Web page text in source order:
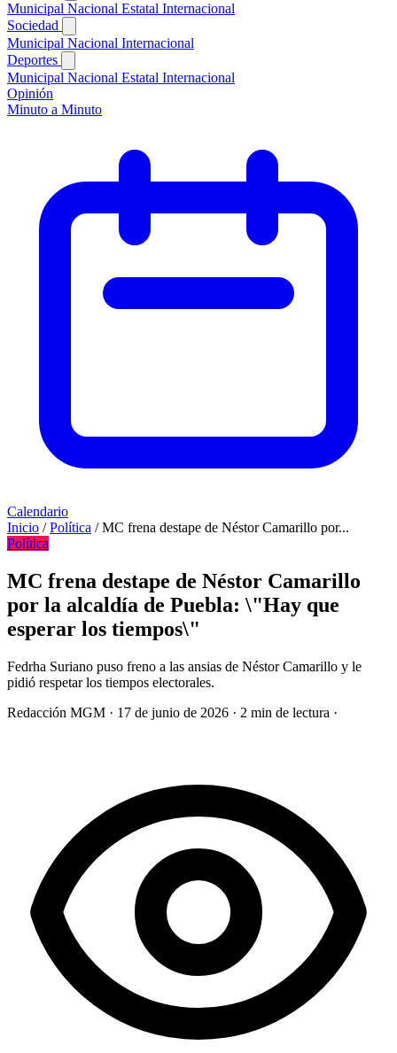
Municipal Nacional Estatal Internacional
Sociedad
Municipal Nacional Internacional
Deportes
Municipal Nacional Estatal Internacional
Opinión
Minuto a Minuto
Calendario
Inicio / Política / MC frena destape de Néstor Camarillo por...
Política
MC frena destape de Néstor Camarillo
por la alcaldía de Puebla: \"Hay que
esperar los tiempos\"
Fedrha Suriano puso freno a las ansias de Néstor Camarillo y le
pidió respetar los tiempos electorales.
Redacción MGM · 17 de junio de 2026 · 2 min de lectura ·